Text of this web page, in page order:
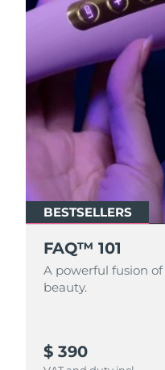
BESTSELLERS
FAQ™ 101
A powerful fusion
beauty.
$ 390